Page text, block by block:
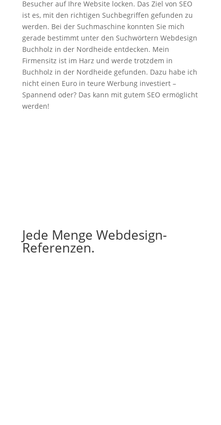
Besucher auf Ihre Website locken. Das Ziel von SEO
ist es, mit den richtigen Suchbegriffen gefunden zu
werden. Bei der Suchmaschine konnten Sie mich
gerade bestimmt unter den Suchwörtern Webdesign
Buchholz in der Nordheide entdecken. Mein
Firmensitz ist im Harz und werde trotzdem in
Buchholz in der Nordheide gefunden. Dazu habe ich
nicht einen Euro in teure Werbung investiert –
Spannend oder? Das kann mit gutem SEO ermöglicht
werden!
Jede Menge Webdesign-
Referenzen.